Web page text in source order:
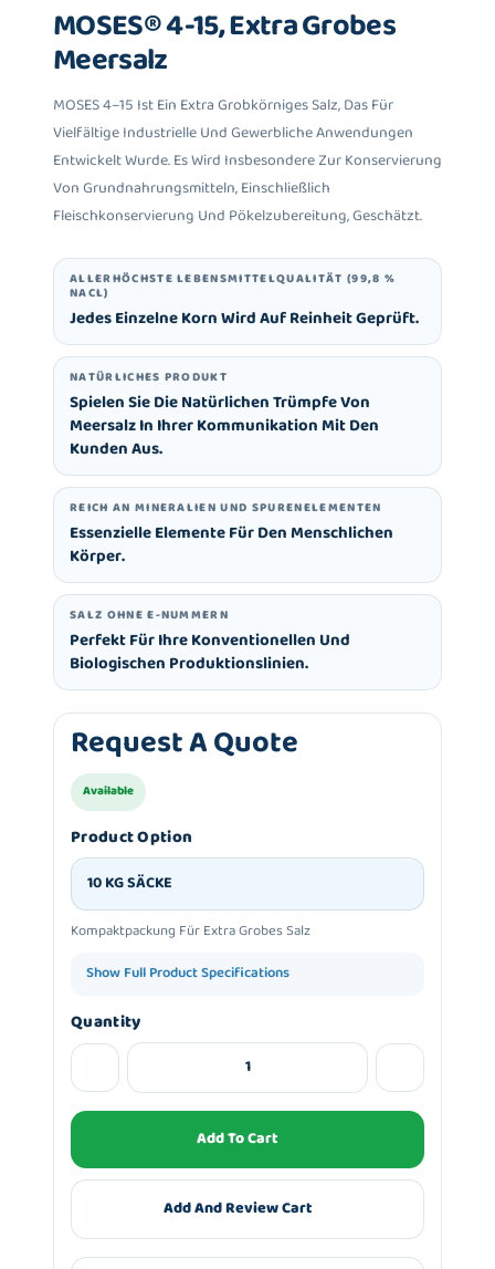
MOSES® 4-15, Extra Grobes
Meersalz
MOSES 4–15 Ist Ein Extra Grobkörniges Salz, Das Für
Vielfältige Industrielle Und Gewerbliche Anwendungen
Entwickelt Wurde. Es Wird Insbesondere Zur Konservierung
Von Grundnahrungsmitteln, Einschließlich
Fleischkonservierung Und Pökelzubereitung, Geschätzt.
ALLERHÖCHSTE LEBENSMITTELQUALITÄT (99,8 %
NACL)
Jedes Einzelne Korn Wird Auf Reinheit Geprüft.
NATÜRLICHES PRODUKT
Spielen Sie Die Natürlichen Trümpfe Von
Meersalz In Ihrer Kommunikation Mit Den
Kunden Aus.
REICH AN MINERALIEN UND SPURENELEMENTEN
Essenzielle Elemente Für Den Menschlichen
Körper.
SALZ OHNE E-NUMMERN
Perfekt Für Ihre Konventionellen Und
Biologischen Produktionslinien.
Request A Quote
Available
Product Option
10 KG SÄCKE
Kompaktpackung Für Extra Grobes Salz
Show Full Product Specifications
Quantity
Add To Cart
Add And Review Cart